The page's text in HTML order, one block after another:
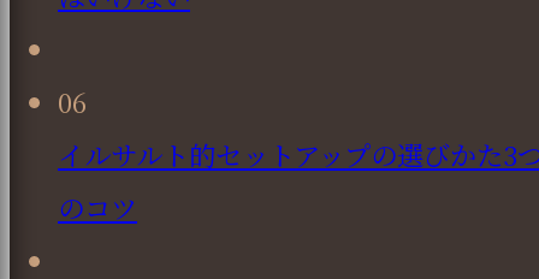
06
イルサルト的セットアップの選びかた3
のコツ